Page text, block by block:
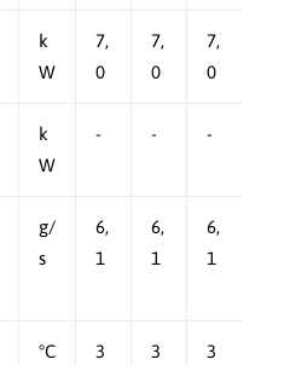
k
W
7,
0
7,
0
7,
0
k
W
- - -
g/
s
6,
1
6,
1
6,
1
°C
3
3
3